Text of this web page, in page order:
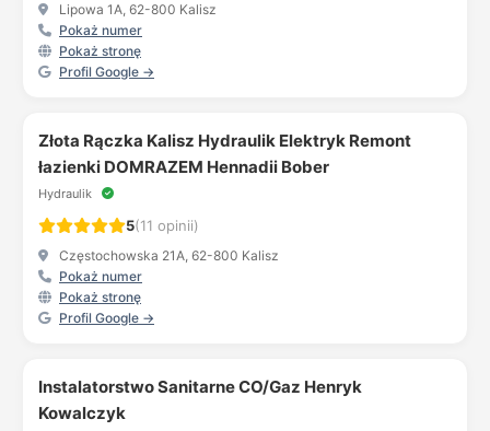
Lipowa 1A, 62-800 Kalisz
Pokaż numer
Pokaż stronę
Profil Google →
Złota Rączka Kalisz Hydraulik Elektryk Remont
łazienki DOMRAZEM Hennadii Bober
Hydraulik
5(11 opinii)
Częstochowska 21A, 62-800 Kalisz
Pokaż numer
Pokaż stronę
Profil Google →
Instalatorstwo Sanitarne CO/Gaz Henryk
Kowalczyk